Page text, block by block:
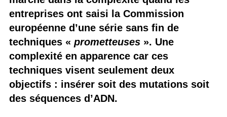
entreprises ont saisi la Commission
européenne d’une série sans fin de
techniques « prometteuses». Une
complexité en apparence car ces
techniques visent seulement deux
objectifs : insérer soit des mutations soit
des séquences d’ADN.